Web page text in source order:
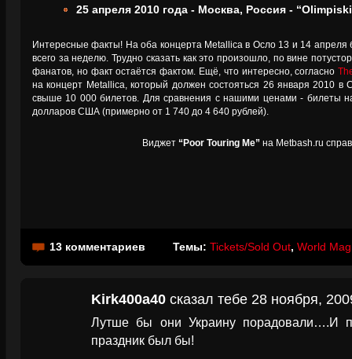
25 апреля 2010 года - Москва, Россия -
Интересные факты! На оба концерта Metallica в Осло 13 и 14
всего за неделю. Трудно сказать как это произошло, по вине
фанатов, но факт остаётся фактом. Ещё, что интересно, согласно
на концерт Metallica, который должен состояться 26 января 2010 в
свыше 10 000 билетов. Для сравнения с нашими ценами - билеты
долларов США (примерно от 1 740 до 4 640 рублей).
Виджет “Poor Touring Me” на Metbash.ru
13 комментариев Темы: Tickets/Sold Out, World
Kirk400a40 сказал тебе 28 ноября,
Лутше бы они Украину порадовали….И
праздник был бы!